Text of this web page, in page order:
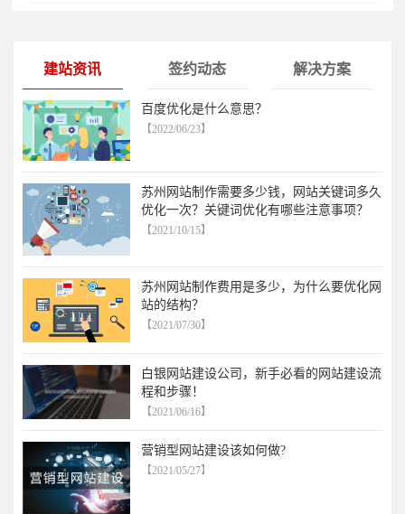
建站资讯 签约动态 解决方案
百度优化是什么意思？
【2022/06/23】
苏州网站制作需要多少钱，网站关键词多久
优化一次？关键词优化有哪些注意事项？
【2021/10/15】
苏州网站制作费用是多少，为什么要优化网
站的结构？
【2021/07/30】
白银网站建设公司，新手必看的网站建设流
程和步骤！
【2021/06/16】
营销型网站建设该如何做?
【2021/05/27】